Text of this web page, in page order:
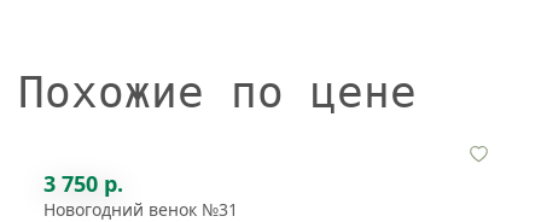
Похожие по цене
3 750 р.
Новогодний венок №31